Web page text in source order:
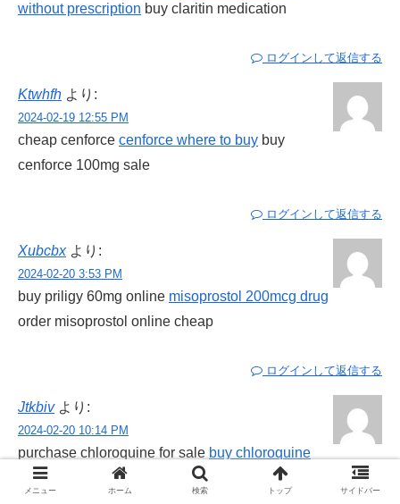
without prescription buy claritin medication
ログインして返信する
Ktwhfh より:
2024-02-19 12:55 PM
cheap cenforce cenforce where to buy buy
cenforce 100mg sale
ログインして返信する
Xubcbx より:
2024-02-20 3:53 PM
buy priligy 60mg online misoprostol 200mcg drug
order misoprostol online cheap
ログインして返信する
Jtkbiv より:
2024-02-20 10:14 PM
purchase chloroquine for sale buy chloroquine
generic
chloroquine price
メニュー ホーム 検索 トップ サイドバー